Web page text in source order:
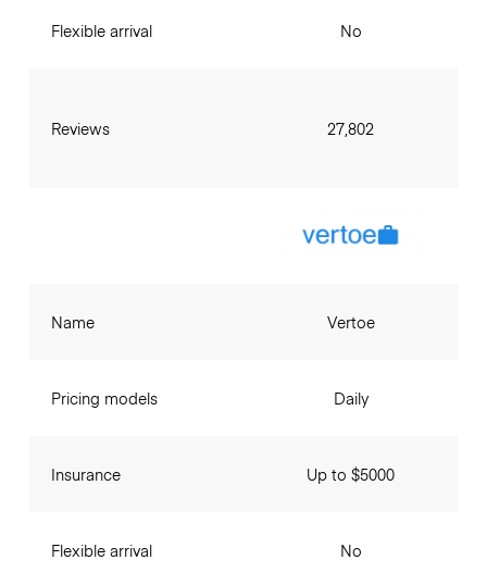
Flexible arrival
Reviews
No
27,802
Name
Pricing models
Insurance
Flexible arrival
Vertoe
Daily
Up to $5000
No